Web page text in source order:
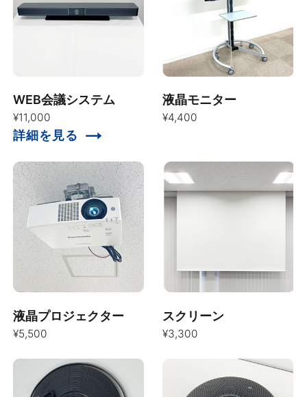
WEB会議システム
¥11,000
詳細を見る
液晶モニター
¥4,400
液晶プロジェクター
¥5,500
スクリーン
¥3,300